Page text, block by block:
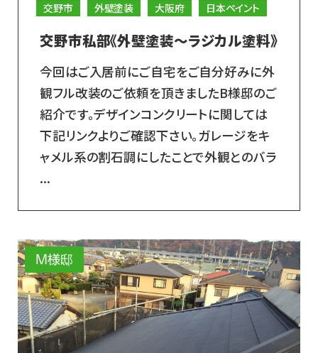
交野市 外壁塗装 大阪府 日本ペイント
交野市私部《外壁塗装～ラジカル塗料》
今回はご入居前にご自宅をご自分好みに外
観フル改装のご依頼を頂きましたB様邸のご
紹介です。デザインコンクリートに関しては
下記リンクよりご確認下さい。ガレージをキ
ャメル系の割石調にしたことで外観とのバラ
...
M様邸